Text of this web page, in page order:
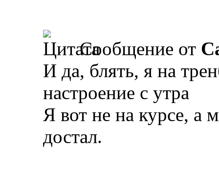
Сообщение от
И да, блять, я на
настроение с утра
Я вот не на курсе, а
достал.